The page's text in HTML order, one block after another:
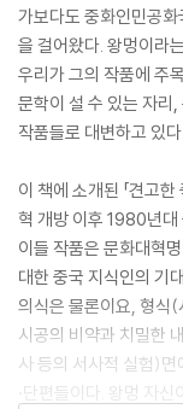
가보다도 중화인민공
을 걸어왔다. 왕멍이라
우리가 그의 작품에 주
문학이 설 수 있는 자리
작품들로 대변하고 있다.
이 책에 소개된 「견고
혁 개방 이후 1980년대
이들 작품은 문화대혁
대한 중국 지식인의 기
의식은 물론이요, 형식(
시공의 비약과 치밀한
사 등의 서사적 실험)면
·단편들이다. 왕멍 자